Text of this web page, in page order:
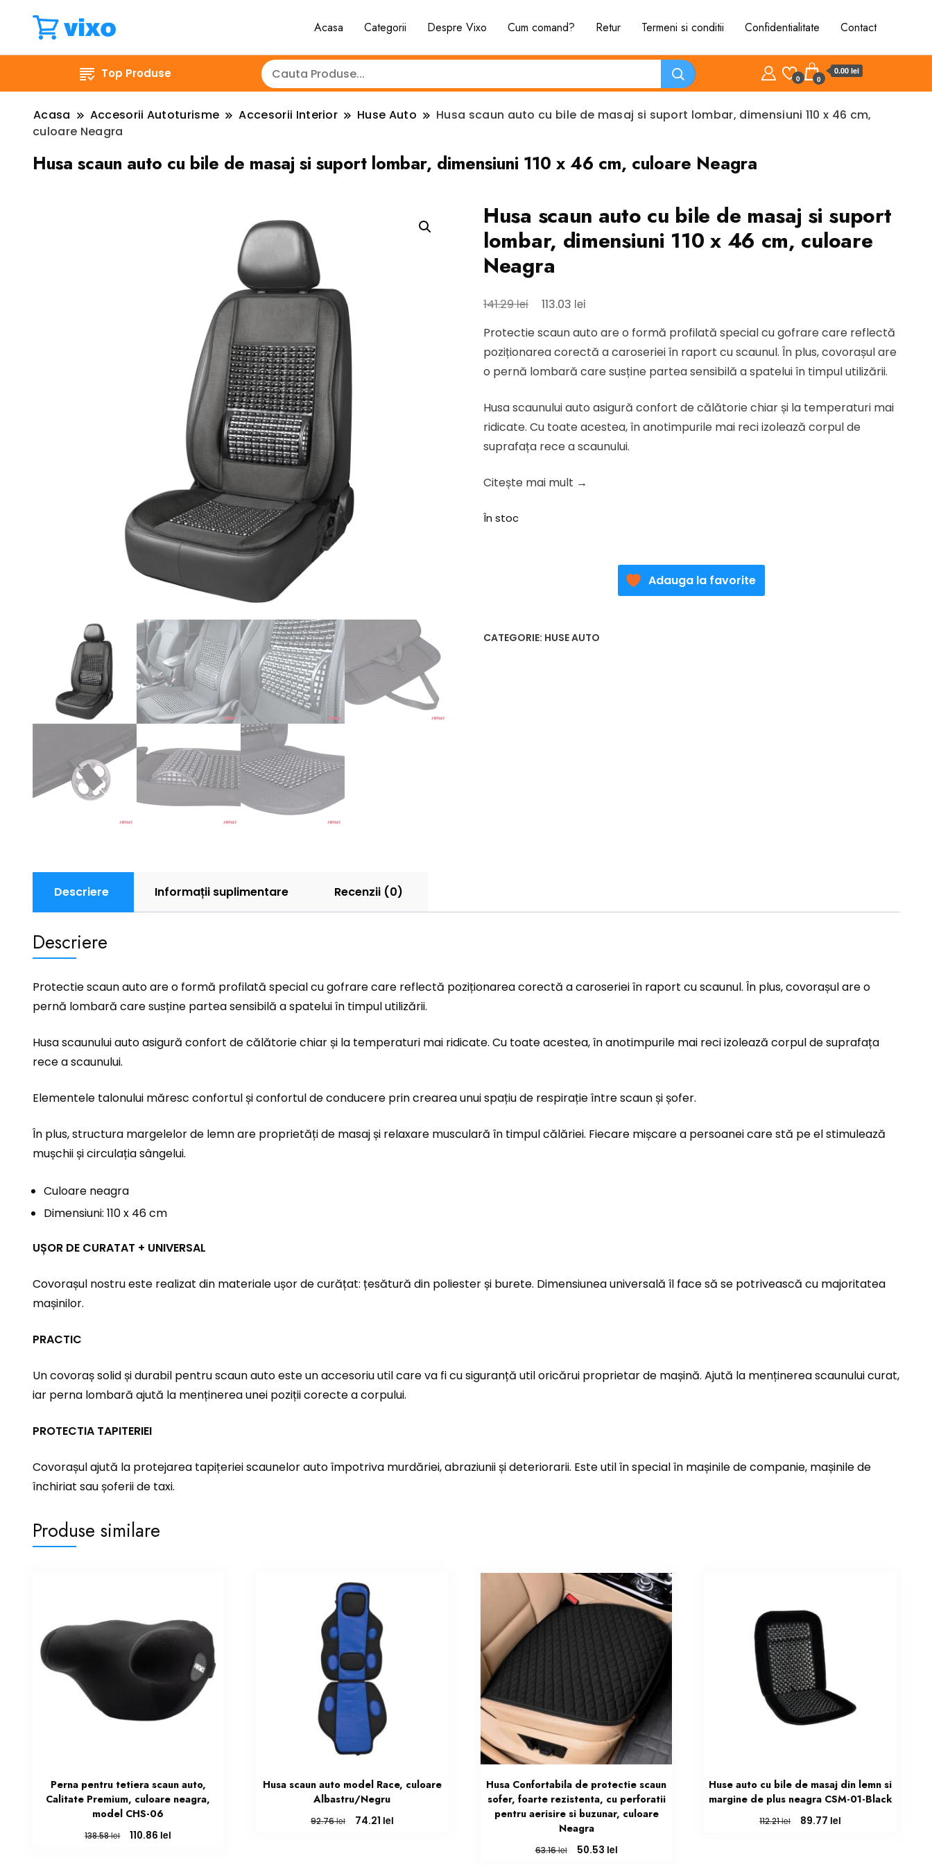
Acasa Categorii Despre Vixo Cum comand? Retur Termeni si conditii Confidentialitate Contact
Top Produse 0 0
0.00 lei
Acasa Accesorii Autoturisme Accesorii Interior Huse Auto
Husa scaun auto cu bile de masaj si suport lombar, dimensiuni 110 x 46 cm,
culoare Neagra
Husa scaun auto cu bile de masaj si suport lombar, dimensiuni 110 x 46 cm, culoare Neagra
Husa scaun auto cu bile de masaj si suport
lombar, dimensiuni 110 x 46 cm, culoare
Neagra
141.29lei
Prețul
a
fost:
141.29 lei.
113.03 lei
este:
113.03 lei.
Protectie scaun auto are o formă profilată special cu gofrare care reflectă
poziționarea corectă a caroseriei în raport cu scaunul. În plus, covorașul are
o pernă lombară care susține partea sensibilă a spatelui în timpul utilizării.
Husa scaunului auto asigură confort de călătorie chiar și la temperaturi mai
ridicate. Cu toate acestea, în anotimpurile mai reci izolează corpul de
suprafața rece a scaunului.
Citește mai mult →
În stoc
Adauga la favorite
CATEGORIE: HUSE AUTO
Descriere Informații suplimentare Recenzii (0)
Descriere
Protectie scaun auto are o formă profilată special cu gofrare care reflectă poziționarea corectă a caroseriei în raport cu scaunul. În plus, covorașul are o
pernă lombară care susține partea sensibilă a spatelui în timpul utilizării.
Husa scaunului auto asigură confort de călătorie chiar și la temperaturi mai ridicate. Cu toate acestea, în anotimpurile mai reci izolează corpul de suprafața
rece a scaunului.
Elementele talonului măresc confortul și confortul de conducere prin crearea unui spațiu de respirație între scaun și șofer.
În plus, structura margelelor de lemn are proprietăți de masaj și relaxare musculară în timpul călăriei. Fiecare mișcare a persoanei care stă pe el stimulează
mușchii și circulația sângelui.
Culoare neagra
Dimensiuni: 110 x 46 cm
UȘOR DE CURATAT + UNIVERSAL
Covorașul nostru este realizat din materiale ușor de curățat: țesătură din poliester și burete. Dimensiunea universală îl face să se potrivească cu majoritatea
mașinilor.
PRACTIC
Un covoraș solid și durabil pentru scaun auto este un accesoriu util care va fi cu siguranță util oricărui proprietar de mașină. Ajută la menținerea scaunului curat,
iar perna lombară ajută la menținerea unei poziții corecte a corpului.
PROTECTIA TAPITERIEI
Covorașul ajută la protejarea tapițeriei scaunelor auto împotriva murdăriei, abraziunii și deteriorarii. Este util în special în mașinile de companie, mașinile de
închiriat sau șoferii de taxi.
Produse similare
Perna pentru tetiera scaun auto,
Calitate Premium, culoare neagra,
model CHS-06
138.58lei
Prețul
110.86 lei
Husa scaun auto model Race, culoare
Albastru/Negru
92.76lei
Prețul
74.21 leiPrețul
Husa Confortabila de protectie scaun
sofer, foarte rezistenta, cu perforatii
pentru aerisire si buzunar, culoare
Neagra
63.16lei
Prețul
50.53 leiPrețul
Huse auto cu bile de masaj din lemn si
margine de plus neagra CSM-01-Black
112.21lei
Prețul
89.77 lei